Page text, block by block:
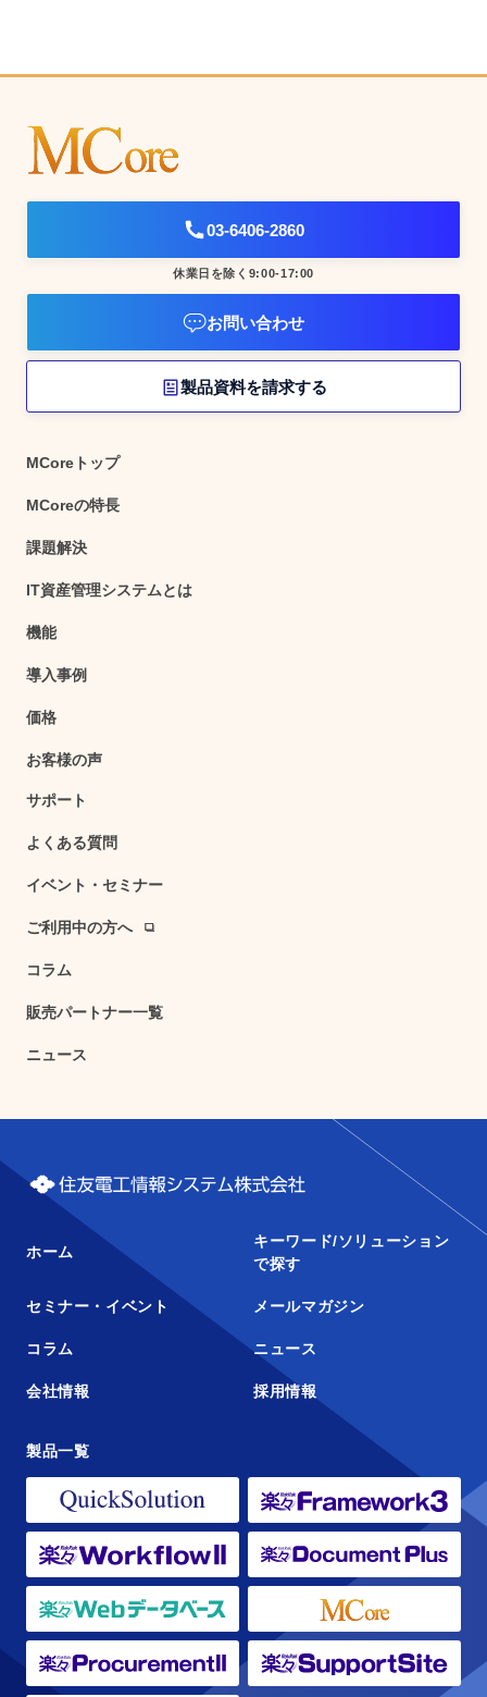
03-6406-2860
休業日を除く9:00-17:00
お問い合わせ
製品資料を請求する
MCoreトップ
MCoreの特長
課題解決
IT資産管理システムとは
機能
導入事例
価格
お客様の声
サポート
よくある質問
イベント・セミナー
ご利用中の方へ
コラム
販売パートナー一覧
ニュース
ホーム
キーワード/ソリューション
で探す
セミナー・イベント メールマガジン
コラム ニュース
会社情報 採用情報
製品一覧